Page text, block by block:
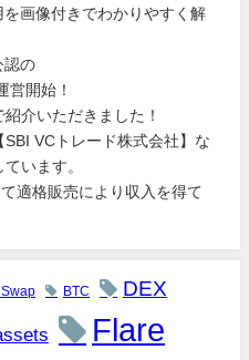
画像付きでわかりやすく解
認の
営開始！
介いただきました！
VCトレード株式会社】な
います。
適格販売により収入を得て
BTC DEX
Flare